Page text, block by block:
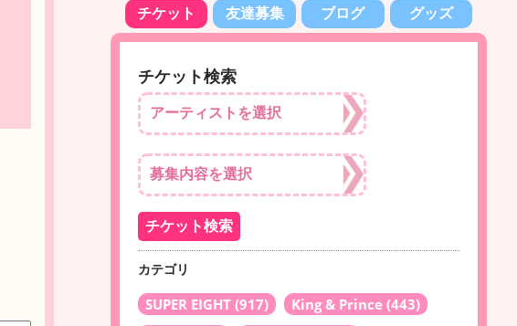
チケット 友達募集 ブログ グッズ
チケット検索
カテゴリ
SUPER EIGHT (917) King & Prince (443)